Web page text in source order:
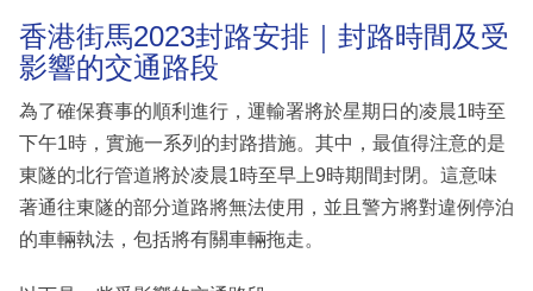
香港街馬2023封路安排｜封路時間及受
影響的交通路段
為了確保賽事的順利進行，運輸署將於星期日的凌晨1時至
下午1時，實施一系列的封路措施。其中，最值得注意的是
東隧的北行管道將於凌晨1時至早上9時期間封閉。這意味
著通往東隧的部分道路將無法使用，並且警方將對違例停泊
的車輛執法，包括將有關車輛拖走。